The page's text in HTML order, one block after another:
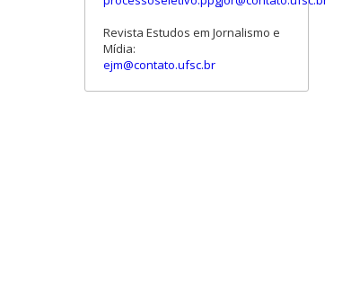
Revista Estudos em Jornalismo e
Mídia:
ejm@contato.ufsc.br